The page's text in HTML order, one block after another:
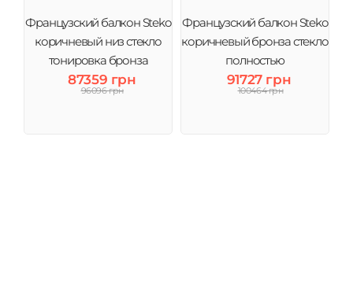
Французский балкон Steko
коричневый низ стекло
тонировка бронза
87359 грн
96096 грн
Французский балкон Steko
коричневый бронза стекло
полностью
91727 грн
100464 грн